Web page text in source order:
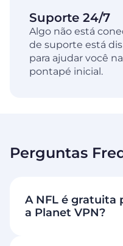
Suporte 24/7
Algo não está
de suporte está
para ajudar você
pontapé inicial.
Perguntas
A NFL é gratuita
a Planet VPN?